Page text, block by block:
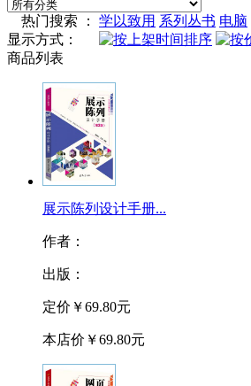
热门搜索 ： 学以致用 系列丛书 电脑
显示方式：
商品列表
展示陈列设计手册...
作者：
出版：
定价 ￥69.80元
本店价 ￥69.80元